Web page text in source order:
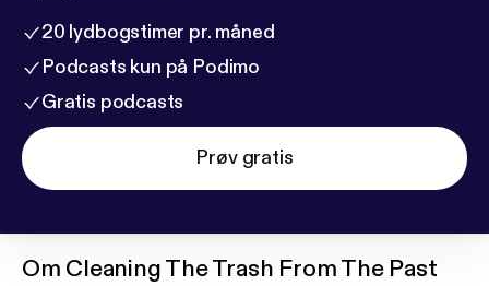
20 lydbogstimer pr. måned
Podcasts kun på Podimo
Gratis podcasts
Prøv gratis
Om Cleaning The Trash From The Past